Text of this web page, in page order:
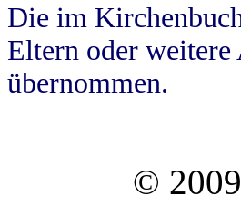
Die im
Eltern oder
übernommen.
©